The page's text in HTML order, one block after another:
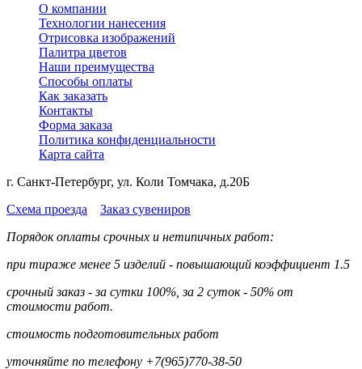
О компании
Технологии нанесения
Отрисовка изображений
Палитра цветов
Наши преимущества
Способы оплаты
Как заказать
Контакты
Форма заказа
Политика конфиденциальности
Карта сайта
г. Санкт-Петербург, ул. Коли Томчака, д.20Б
Схема проезда
Заказ сувениров
Порядок оплаты срочных и нетипичных работ:
при тираже менее 5 изделий - повышающий коэффициент 1.5
срочный заказ - за сутки 100%, за 2 суток - 50% от
стоимости работ.
стоимость подготовительных работ
уточняйте по телефону +7(965)770-38-50